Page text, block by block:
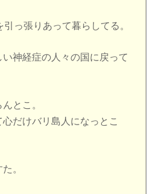
っ張りあって暮らしてる。
神経症の人々の国に戻って
とこ。
だけバリ島人になっとこ
。